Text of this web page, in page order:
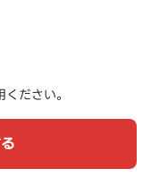
ださい。